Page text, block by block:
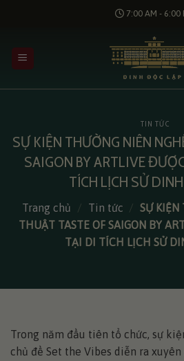
dung
7:00 AM - 6:00
TIN TỨC
SỰ KIỆN THƯỜNG NIÊN
SAIGON BY ARTLIVE
TÍCH LỊCH SỬ
Trang chủ / Tin tức / SỰ KIỆN
THUẬT TASTE OF SAIGON BY
TẠI DI TÍCH LỊCH SỬ
Trong năm đầu tiên tổ chức, sự
chủ đề Set the Vibes diễn ra